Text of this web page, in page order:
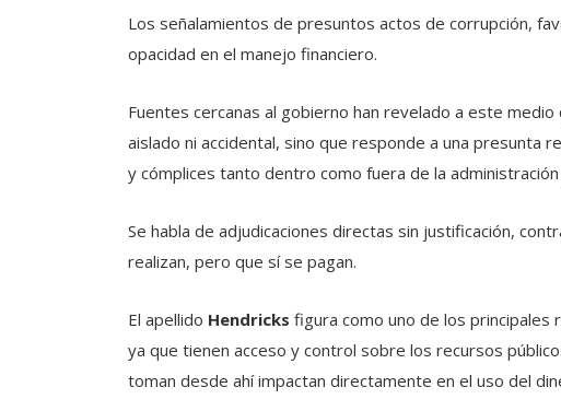
Los señalamientos de presuntos actos de corrupción,
opacidad en el manejo financiero.
Fuentes cercanas al gobierno han revelado a este
aislado ni accidental, sino que responde a una
y cómplices tanto dentro como fuera de la administración
Se habla de adjudicaciones directas sin justificación,
realizan, pero que sí se pagan.
El apellido Hendricks figura como uno de los
ya que tienen acceso y control sobre los recursos
toman desde ahí impactan directamente en el uso del